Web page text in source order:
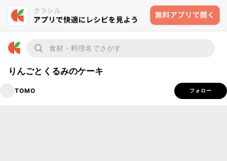
りんごとくるみのケーキ
TOMO フォロー